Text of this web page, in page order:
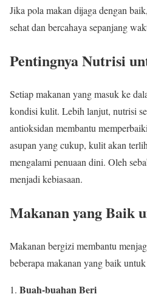
Jika pola makan dijaga dengan
sehat dan bercahaya sepanjang
Pentingnya Nutrisi
Setiap makanan yang masuk ke
kondisi kulit. Lebih lanjut, nutrisi
antioksidan membantu
asupan yang cukup, kulit akan
mengalami penuaan dini. Oleh
menjadi kebiasaan.
Makanan yang Baik
Makanan bergizi membantu
beberapa makanan yang baik
Buah-buahan Beri